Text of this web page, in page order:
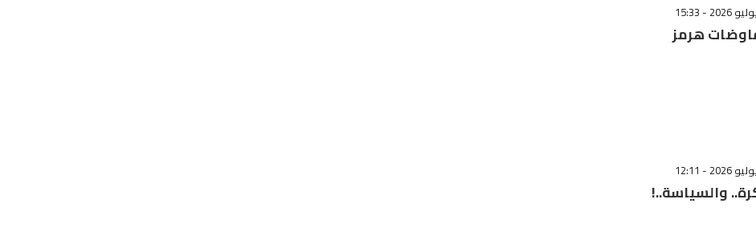
هرمز
والسياسة..!